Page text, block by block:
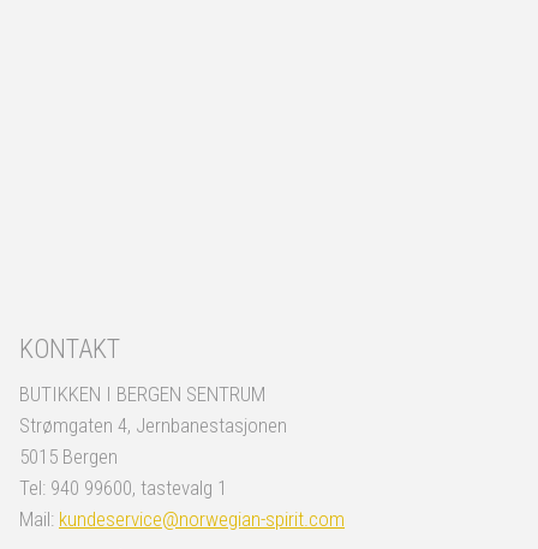
KONTAKT
BUTIKKEN I BERGEN SENTRUM
Strømgaten 4, Jernbanestasjonen
5015 Bergen
Tel: 940 99600, tastevalg 1
Mail: kundeservice@norwegian-spirit.com